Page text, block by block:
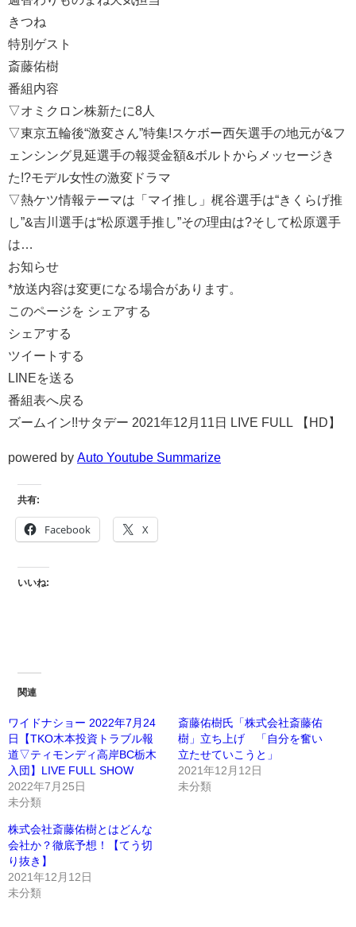
きつね
特別ゲスト
斎藤佑樹
番組内容
▽オミクロン株新たに8人
▽東京五輪後“激変さん”特集!スケボー西矢選手の地元が&フ
ェンシング見延選手の報奨金額&ボルトからメッセージき
た!?モデル女性の激変ドラマ
▽熱ケツ情報テーマは「マイ推し」梶谷選手は“きくらげ推
し”&吉川選手は“松原選手推し”その理由は?そして松原選手
は…
お知らせ
*放送内容は変更になる場合があります。
このページを シェアする
シェアする
ツイートする
LINEを送る
番組表へ戻る
ズームイン!!サタデー 2021年12月11日 LIVE FULL 【HD】
powered by Auto Youtube Summarize
共有:
Facebook X
いいね:
関連
ワイドナショー 2022年7月24
日【TKO木本投資トラブル報
道▽ティモンディ高岸BC栃木
入団】LIVE FULL SHOW
2022年7月25日
未分類
斎藤佑樹氏「株式会社斎藤佑
樹」立ち上げ 「自分を奮い
立たせていこうと」
2021年12月12日
未分類
株式会社斎藤佑樹とはどんな
会社か？徹底予想！【てう切
り抜き】
2021年12月12日
未分類